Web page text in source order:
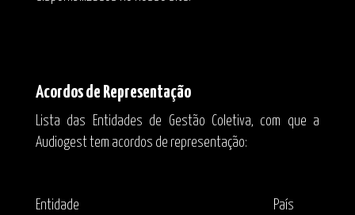
Acordos de Representação
Lista das Entidades de Gestão Coletiva, com que a
Audiogest tem acordos de representação:
Entidade
País